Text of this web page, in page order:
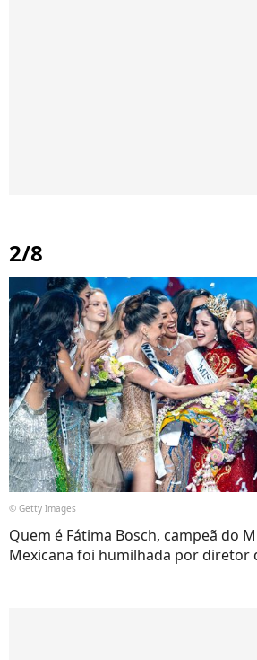
2/8
© Getty Images
Quem é Fátima Bosch, campeã do
Mexicana foi humilhada por diretor